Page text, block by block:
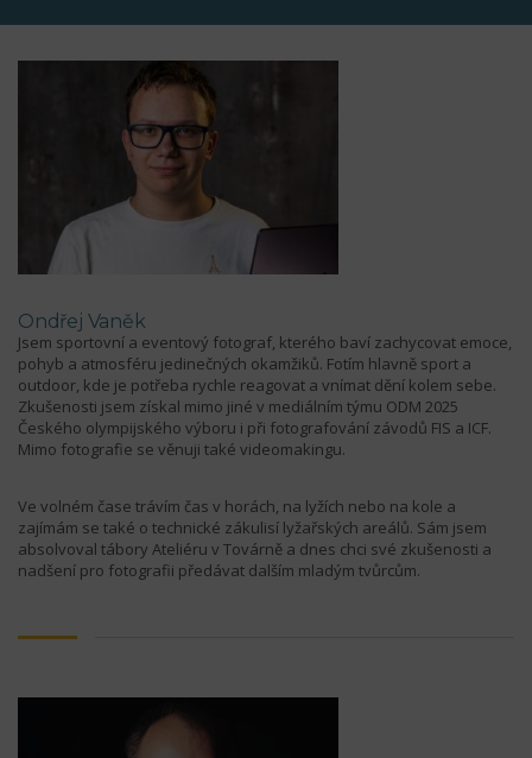
Ondřej Vaněk
Jsem sportovní a eventový fotograf, kterého baví zachycovat emoce,
pohyb a atmosféru jedinečných okamžiků. Fotím hlavně sport a
outdoor, kde je potřeba rychle reagovat a vnímat dění kolem sebe.
Zkušenosti jsem získal mimo jiné v mediálním týmu ODM 2025
Českého olympijského výboru i při fotografování závodů FIS a ICF.
Mimo fotografie se věnuji také videomakingu.
Ve volném čase trávím čas v horách, na lyžích nebo na kole a
zajímám se také o technické zákulisí lyžařských areálů. Sám jsem
absolvoval tábory Ateliéru v Továrně a dnes chci své zkušenosti a
nadšení pro fotografii předávat dalším mladým tvůrcům.